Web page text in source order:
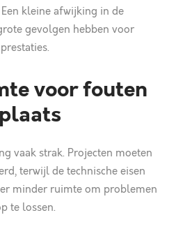
kleine afwijking in de
gevolgen hebben voor
voor fouten
vaak strak. Projecten moeten
terwijl de technische eisen
minder ruimte om problemen
te lossen.